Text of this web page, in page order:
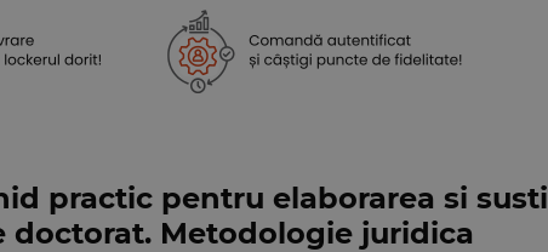
practic pentru elaborarea si
doctorat. Metodologie juridica